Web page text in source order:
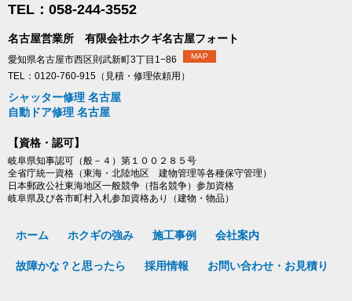
TEL：058-244-3552
名古屋営業所 有限会社ホクギ名古屋フォート
愛知県名古屋市西区則武新町3丁目1−86 MAP
TEL：0120-760-915（見積・修理依頼用）
シャッター修理 名古屋
自動ドア修理 名古屋
【資格・認可】
岐阜県知事認可（般－４）第１００２８５号
全省庁統一資格（東海・北陸地区 建物管理等各種保守管理）
日本郵政公社東海地区一般競争（指名競争）参加資格
岐阜県及び各市町村入札参加資格あり（建物・物品）
ホーム ホクギの強み 施工事例 会社案内
故障かな？と思ったら 採用情報 お問い合わせ・お見積り